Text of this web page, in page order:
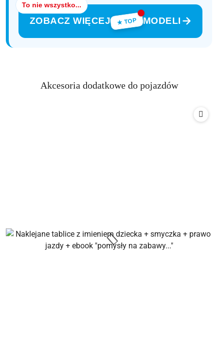
To nie wszystko...
ZOBACZ WIĘCEJ ★ TOP MODELI
Pomiń karuzelę produktów
Produkty
Akcesoria dodatkowe do pojazdów